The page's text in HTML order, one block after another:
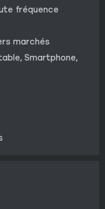
fréquence
marchés
Smartphone,